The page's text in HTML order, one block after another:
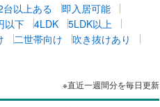
以上ある
即入居可能
以下 4LDK
5LDK以上
二世帯向け
吹き抜けあり
※直近一週間分を毎日更新